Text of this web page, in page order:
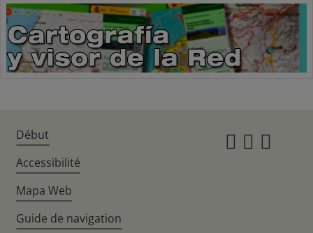
Début
Accessibilité
Mapa Web
Guide de navigation